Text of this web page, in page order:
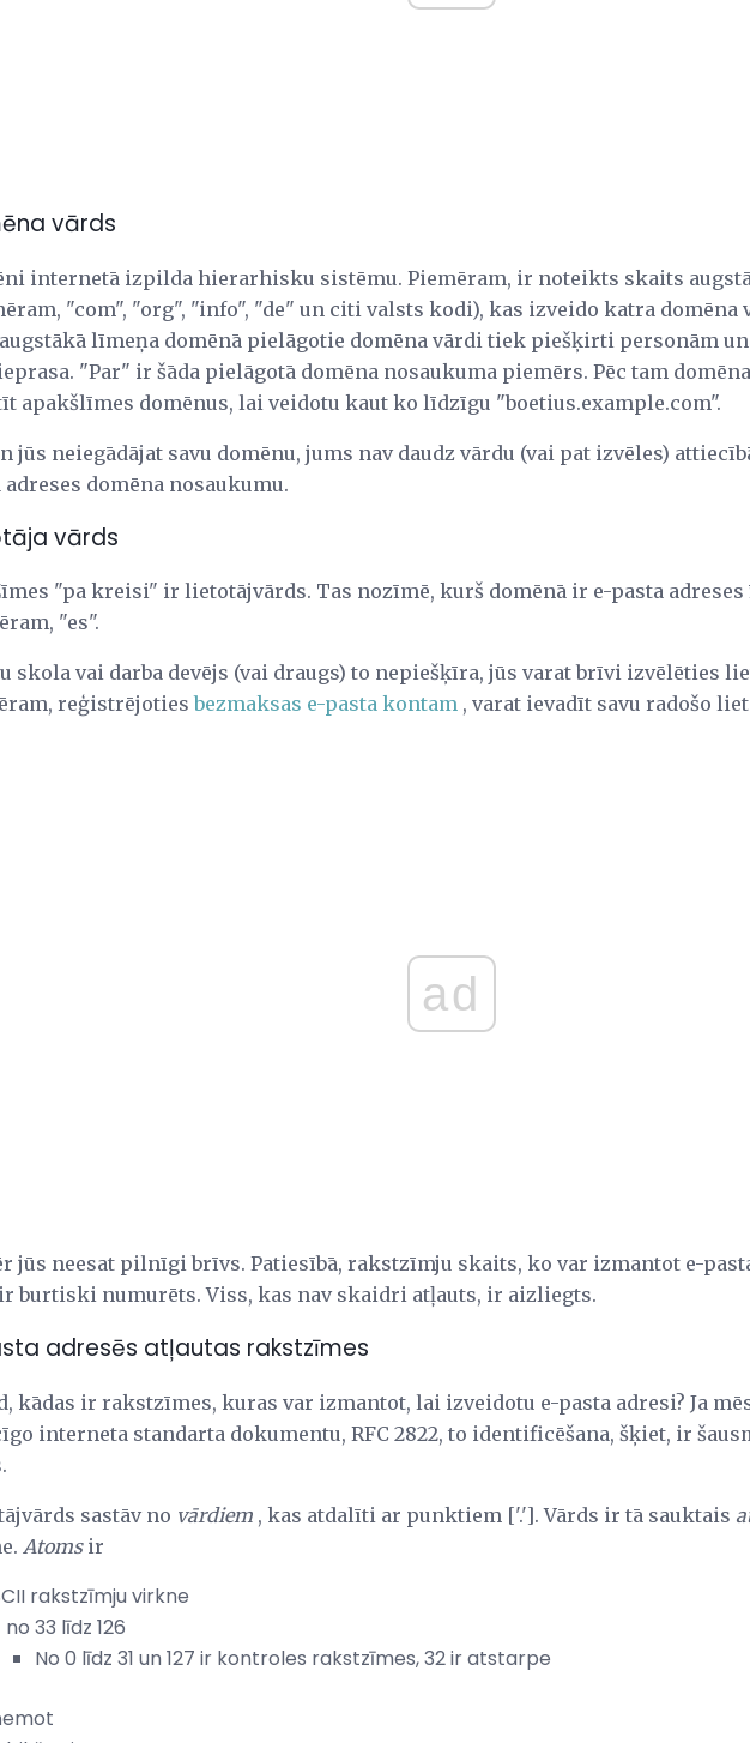
vārds
internetā izpilda hierarhisku sistēmu. Piemēram, ir noteikts skaits
"com", "org", "info", "de" un citi valsts kodi), kas izveido katra domēna
augstākā līmeņa domēnā pielāgotie domēna vārdi tiek piešķirti personām
"Par" ir šāda pielāgotā domēna nosaukuma piemērs. Pēc tam
apakšlīmes domēnus, lai veidotu kaut ko līdzīgu "boetius.example.com".
jūs neiegādājat savu domēnu, jums nav daudz vārdu (vai pat izvēles)
adreses domēna nosaukumu.
vārds
"pa kreisi" ir lietotājvārds. Tas nozīmē, kurš domēnā ir e-pasta
"es".
skola vai darba devējs (vai draugs) to nepiešķīra, jūs varat brīvi izvēlēties
reģistrējotiesbezmaksas e-pasta kontam , varat ievadīt savu radošo
ad
jūs neesat pilnīgi brīvs. Patiesībā, rakstzīmju skaits, ko var izmantot e-
burtiski numurēts. Viss, kas nav skaidri atļauts, ir aizliegts.
adresēs atļautas rakstzīmes
kādas ir rakstzīmes, kuras var izmantot, lai izveidotu e-pasta adresi? Ja
interneta standarta dokumentu, RFC 2822, to identificēšana, šķiet, ir
sastāv no vārdiem , kas atdalīti ar punktiem ['.']. Vārds ir tā sauktais
Atomsir
rakstzīmju virkne
no 33 līdz 126
No 0 līdz 31 un 127 ir kontroles rakstzīmes, 32 ir atstarpe